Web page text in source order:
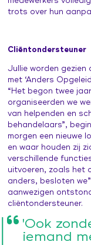
trots over hun
Cliëntondersteuner
Jullie worden gezien
met ‘Anders
“Het begon twee
organiseerden we
van helpenden en
behandelaars”,
morgen een nieuwe
en waar houden zij
verschillende
uitvoeren, zoals het
anders, besloten
aanwezigen
cliëntondersteuner.
'Ook
iemand